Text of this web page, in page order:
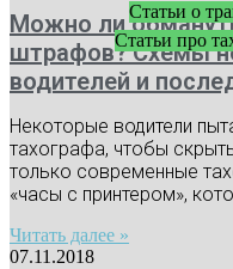
Статьи о
Статьи про
Можно ли
штрафов? Схемы
водителей и
Некоторые водители
тахографа, чтобы
только современные
«часы с принтером»,
Читать далее »
07.11.2018